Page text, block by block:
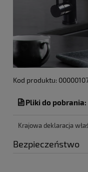
Kod produktu:
Pliki do pobrania:
Krajowa deklaracja
Bezpieczeństwo